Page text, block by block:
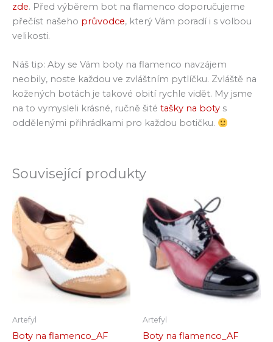
zde. Před výběrem bot na flamenco doporučujeme
přečíst našeho průvodce, který Vám poradí i s volbou
velikosti.
Náš tip: Aby se Vám boty na flamenco navzájem
neobily, noste každou ve zvláštním pytlíčku. Zvláště na
kožených botách je takové obití rychle vidět. My jsme
na to vymysleli krásné, ručně šité tašky na boty s
oddělenými přihrádkami pro každou botičku.
Související produkty
Artefyl
Boty na flamenco_AF
Artefyl
Boty na flamenco_AF